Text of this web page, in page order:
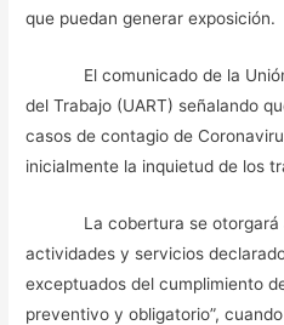
que puedan generar exposición.
El comunicado de la Unión
del Trabajo (UART) señalando
casos de contagio de
inicialmente la inquietud de los
La cobertura se otorgará a
actividades y servicios
exceptuados del cumplimiento
preventivo y obligatorio”,